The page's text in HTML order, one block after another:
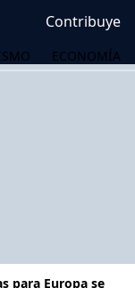
Contribuye
ECONOMÍA
para Europa se